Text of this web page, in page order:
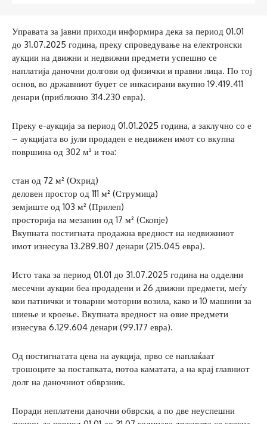
Управата за јавни приходи информира дека за период 01.01
до 31.07.2025 година, преку спроведување на електронски
аукции на движни и недвижни предмети успешно се
наплатија даночни долгови од физички и правни лица. По тој
основ, во државниот буџет се инкасирани вкупно 19.419.411
денари (приближно 314.230 евра).
Преку е-аукција за период 01.01.2025 година, а заклучно со е
– аукцијата во јули продаден е недвижен имот со вкупна
површина од 302 м² и тоа:
стан од 72 м² (Охрид)
деловен простор од 111 м² (Струмица)
земјиште од 103 м² (Прилеп)
просторија на мезанин од 17 м² (Скопје)
Вкупната постигната продажна вредност на недвижниот
имот изнесува 13.289.807 денари (215.045 евра).
Исто така за период 01.01 до 31.07.2025 година на одделни
месечни аукции беа продадени и 26 движни предмети, меѓу
кои патнички и товарни моторни возила, како и 10 машини за
шиење и кроење. Вкупната вредност на овие предмети
изнесува 6.129.604 денари (99.177 евра).
Од постигнатата цена на аукција, прво се наплаќаат
трошоците за постапката, потоа каматата, а на крај главниот
долг на даночниот обврзник.
Поради неплатени даночни обврски, а по две неуспешни